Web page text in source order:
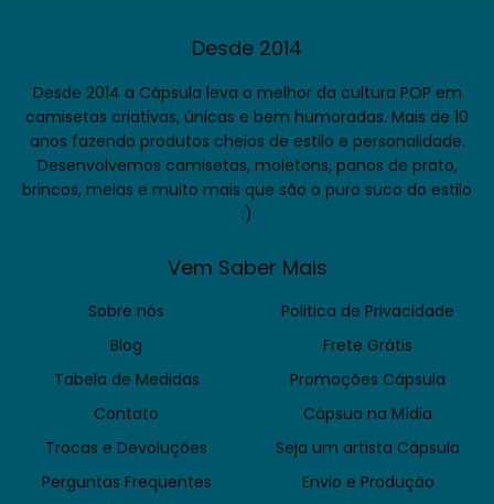
Desde 2014
Desde 2014 a Cápsula leva o melhor da cultura POP em
camisetas criativas, únicas e bem humoradas. Mais de 10
anos fazendo produtos cheios de estilo e personalidade.
Desenvolvemos camisetas, moletons, panos de prato,
brincos, meias e muito mais que são o puro suco do estilo
:)
Vem Saber Mais
Sobre nós
Blog
Tabela de Medidas
Contato
Trocas e Devoluções
Perguntas Frequentes
Politica de Privacidade
Frete Grátis
Promoções Cápsula
Cápsua na Mídia
Seja um artista Cápsula
Envio e Produção